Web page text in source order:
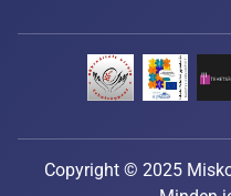
Copyright © 2025